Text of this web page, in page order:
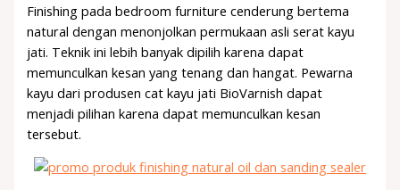
Finishing pada bedroom furniture cenderung bertema
natural dengan menonjolkan permukaan asli serat kayu
jati. Teknik ini lebih banyak dipilih karena dapat
memunculkan kesan yang tenang dan hangat. Pewarna
kayu dari produsen cat kayu jati BioVarnish dapat
menjadi pilihan karena dapat memunculkan kesan
tersebut.